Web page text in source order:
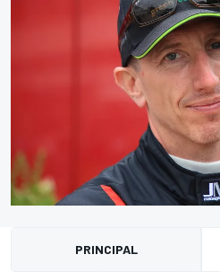
PRINCIPAL